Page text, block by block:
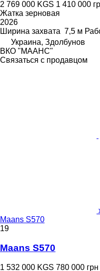
2 769 000 KGS 1 410 000
Жатка зерновая
2026
Ширина захвата 7,5 м
Украина, Здолбунов
ВКО "МААНС"
Связаться с продавцом
Maans S570
19
Maans S570
1 532 000 KGS 780 000 грн